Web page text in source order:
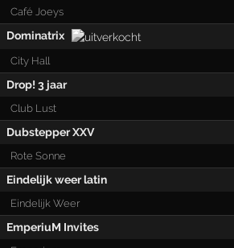
Café Joeys
Dominatrix
City Hall
Drop! 3 jaar
Club Lust
Dubstepper XXV
Rote Sonne
Eindelijk weer latin
Eindelijk Weer
EmperiuM Invites